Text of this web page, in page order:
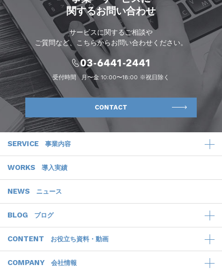
関するお問い合わせ
サービスに関するご相談や
ご質問など、こちらからお問い合わせください。
受付時間 月〜金 10:00〜18:00 ※祝日除く
CONTACT
SERVICE 事業内容
WORKS 導入実績
NEWS ニュース
BLOG ブログ
CONTENT お役立ち資料・動画
COMPANY 会社情報